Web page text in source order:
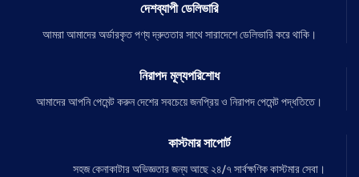
দেশব্যাপী ডেলিভারি
আমরা আমাদের অর্ডারকৃত পণ্য দ্রুততার সাথে সারাদেশে ডেলিভারি করে থাকি।
নিরাপদ মূল্যপরিশোধ
আমাদের আপনি পেমেন্ট করুন দেশের সবচেয়ে জনপ্রিয় ও নিরাপদ পেমেন্ট পদ্ধতিতে।
কাস্টমার সাপোর্ট
সহজ কেনাকাটার অভিজ্ঞতার জন্য আছে ২৪/৭ সার্বক্ষণিক কাস্টমার সেবা।